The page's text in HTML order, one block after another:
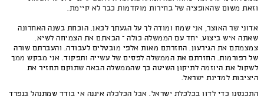
וזאת משום שהאופציה של בחירות מוקדמות כבר לא קיימת.
אדוני שר האוצר, אני שמח ומודה לך על הגעתך לכאן. הוכחת בשנה האחרונה
שאתה איש ביצוע. יחד עם הממשלה כולה – הבאתם את הצמיחה לשיא.
צמצמתם את הגירעון. החזרתם מאות אלפי מובטלים לעבודה. והעברתם שורה
של רפורמות. החזרתם את הממשלה לפסים של עשייה ותפקוד. אני מבקש ממך
לשקול את היוזמה לתיקון השיטה כך שהממשלה הבאה שתוקם תחזיר את
היציבות למדינת ישראל.